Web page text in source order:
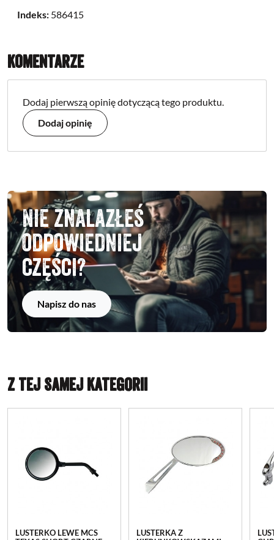
Indeks: 586415
Komentarze
Dodaj pierwszą opinię dotyczącą tego produktu.
Dodaj opinię
Nie znalazłeś
odpowiedniej
części?
Napisz do nas
Z TEJ SAMEJ KATEGORII
LUSTERKO LEWE MCS
LUSTERKA Z